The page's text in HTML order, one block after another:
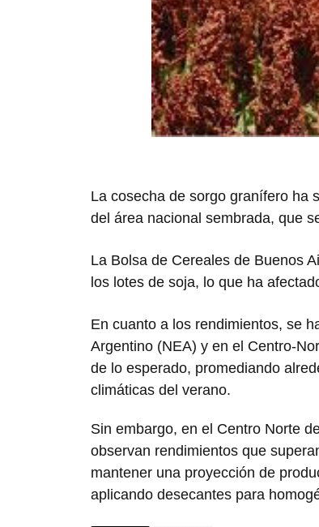
La cosecha de sorgo granífero ha
del área nacional sembrada, que
La Bolsa de Cereales de Buenos
los lotes de soja, lo que ha
En cuanto a los rendimientos, se
Argentino (NEA) y en el Centro-
de lo esperado, promediando
climáticas del verano.
Sin embargo, en el Centro Norte
observan rendimientos que
mantener una proyección de
aplicando desecantes para